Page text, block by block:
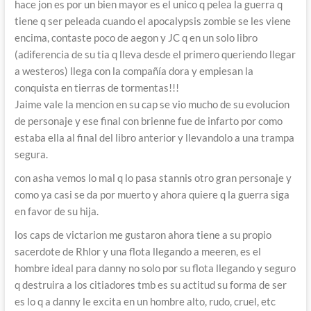
hace jon es por un bien mayor es el unico q pelea la guerra q
tiene q ser peleada cuando el apocalypsis zombie se les viene
encima, contaste poco de aegon y JC q en un solo libro
(adiferencia de su tia q lleva desde el primero queriendo llegar
a westeros) llega con la compañía dora y empiesan la
conquista en tierras de tormentas!!!
Jaime vale la mencion en su cap se vio mucho de su evolucion
de personaje y ese final con brienne fue de infarto por como
estaba ella al final del libro anterior y llevandolo a una trampa
segura.
con asha vemos lo mal q lo pasa stannis otro gran personaje y
como ya casi se da por muerto y ahora quiere q la guerra siga
en favor de su hija.
los caps de victarion me gustaron ahora tiene a su propio
sacerdote de Rhlor y una flota llegando a meeren, es el
hombre ideal para danny no solo por su flota llegando y seguro
q destruira a los citiadores tmb es su actitud su forma de ser
es lo q a danny le excita en un hombre alto, rudo, cruel, etc